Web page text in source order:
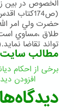
(ص174كتاب اقدس و ملحقات)
حضرت ولي امر
طلاق ،مساوي
تواند تقاضا نمايد.(ص 175 كتاب اقدس
مطالب سایت
برخی از احکام
افزودن
دیدگاه‌ها